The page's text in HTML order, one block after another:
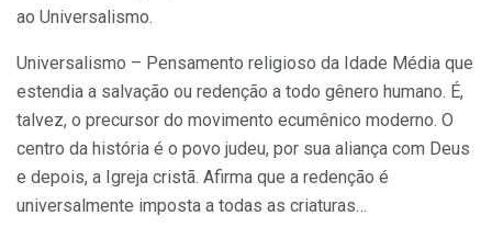
ao Universalismo.
Universalismo – Pensamento religioso da Idade Média que
estendia a salvação ou redenção a todo gênero humano. É,
talvez, o precursor do movimento ecumênico moderno. O
centro da história é o povo judeu, por sua aliança com Deus
e depois, a Igreja cristã. Afirma que a redenção é
universalmente imposta a todas as criaturas…